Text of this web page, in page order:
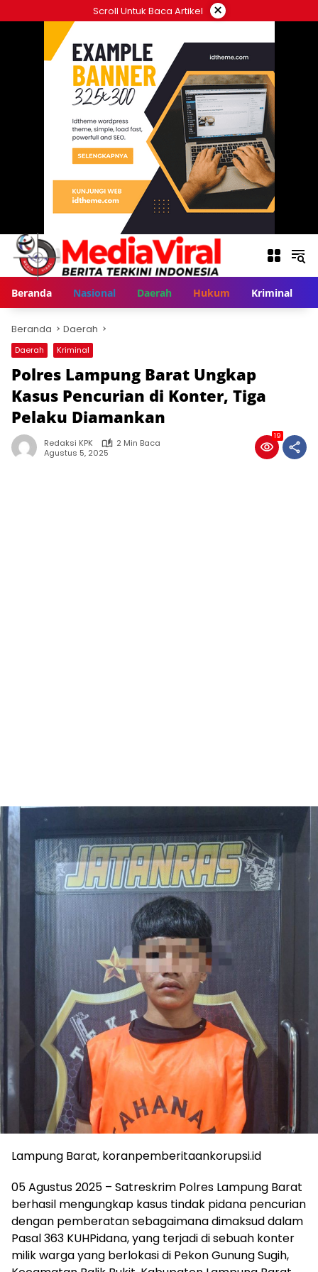
ke
Scroll Untuk Baca Artikel ×
Beranda Nasional Daerah Hukum Kriminal
Beranda Daerah
Daerah Kriminal
Polres Lampung Barat Ungkap
Kasus Pencurian di Konter, Tiga
Pelaku Diamankan
Redaksi KPK
2 Min Baca
Agustus 5, 2025
19
Lampung Barat, koranpemberitaankorupsi.id
05 Agustus 2025 – Satreskrim Polres Lampung Barat
berhasil mengungkap kasus tindak pidana pencurian
dengan pemberatan sebagaimana dimaksud dalam
Pasal 363 KUHPidana, yang terjadi di sebuah konter
milik warga yang berlokasi di Pekon Gunung Sugih,